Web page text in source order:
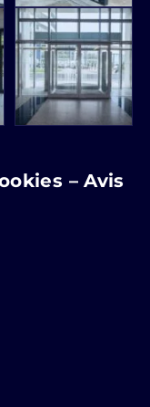
– Avis